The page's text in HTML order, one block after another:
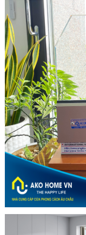
Cửa Titadoor pm1060S